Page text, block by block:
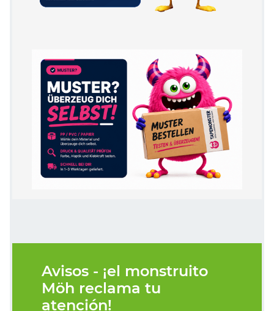
Avisos - ¡el monstruito
Möh reclama tu
atención!